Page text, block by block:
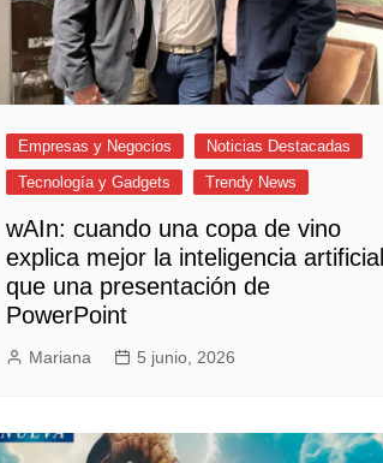
Empresas y Negocios
Noticias Destacadas
Tecnología y Gadgets
Trendy News
wAIn: cuando una copa de vino
explica mejor la inteligencia artificial
que una presentación de
PowerPoint
Mariana 5 junio, 2026